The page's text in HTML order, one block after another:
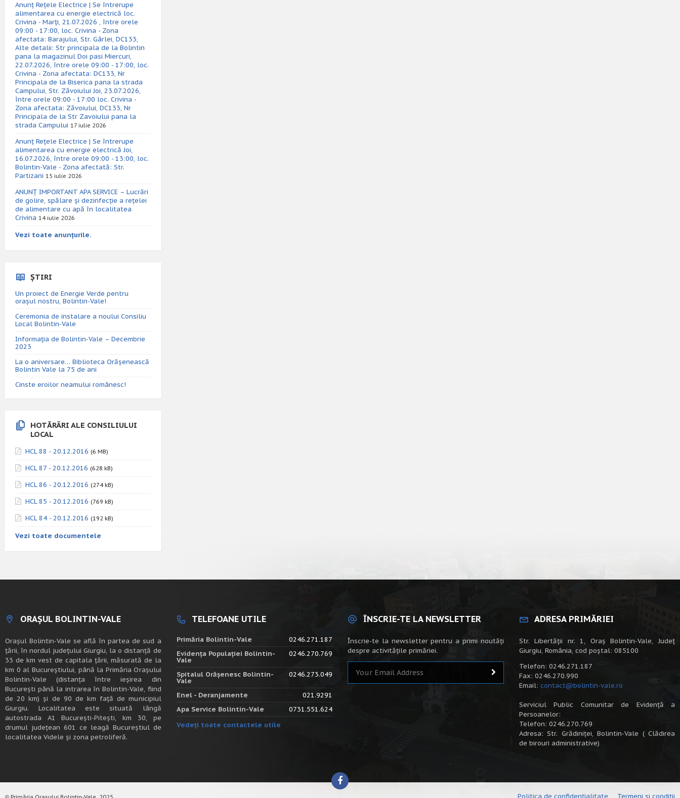
Anunț Rețele Electrice | Se întrerupe
alimentarea cu energie electrică loc.
Crivina - Marți, 21.07.2026 , între orele
09:00 - 17:00, loc. Crivina - Zona
afectata: Barajului, Str. Gârlei, DC133,
Alte detalii: Str principala de la Bolintin
pana la magazinul Doi pasi Miercuri,
22.07.2026, între orele 09:00 - 17:00, loc.
Crivina - Zona afectata: DC133, Nr
Principala de la Biserica pana la strada
Campului, Str. Zăvoiului Joi, 23.07.2026,
între orele 09:00 - 17:00 loc. Crivina -
Zona afectata: Zăvoiului, DC133, Nr
Principala de la Str Zavoiului pana la
strada Campului 17 iulie 2026
Anunț Rețele Electrice | Se întrerupe
alimentarea cu energie electrică Joi,
16.07.2026, între orele 09:00 - 13:00, loc.
Bolintin-Vale - Zona afectată: Str.
Partizani 15 iulie 2026
ANUNȚ IMPORTANT APA SERVICE – Lucrări
de golire, spălare și dezinfecție a rețelei
de alimentare cu apă în localitatea
Crivina 14 iulie 2026
Vezi toate anunțurile.
ȘTIRI
Un proiect de Energie Verde pentru
orașul nostru, Bolintin-Vale!
Ceremonia de instalare a noului Consiliu
Local Bolintin-Vale
Informația de Bolintin-Vale – Decembrie
2023
La o aniversare… Biblioteca Orăşenească
Bolintin Vale la 75 de ani
Cinste eroilor neamului românesc!
HOTĂRÂRI ALE CONSILIULUI
LOCAL
HCL 88 - 20.12.2016 (6 MB)
HCL 87 - 20.12.2016 (628 kB)
HCL 86 - 20.12.2016 (274 kB)
HCL 85 - 20.12.2016 (769 kB)
HCL 84 - 20.12.2016 (192 kB)
Vezi toate documentele
ORAȘUL BOLINTIN-VALE
Oraşul Bolintin-Vale se află în partea de sud a
ţării, în nordul judeţului Giurgiu, la o distanţă de
33 de km vest de capitala țării, măsurată de la
km 0 al Bucureștiului, până la Primăria Orașului
Bolintin-Vale (distanța între ieșirea din
București până la intrarea în Bolintin-Vale, fiind
de 20 km) şi de 90 de km faţă de municipiul
Giurgiu. Localitatea este situată lângă
autostrada A1 Bucureşti-Piteşti, km 30, pe
drumul judeţean 601 ce leagă Bucureştiul de
localitatea Videle şi zona petroliferă.
TELEFOANE UTILE
Primăria Bolintin-Vale
0246.271.187
Evidența Populației Bolintin-
Vale
0246.270.769
Spitalul Orășenesc Bolintin-
Vale
0246.273.049
Enel - Deranjamente
021.9291
Apa Service Bolintin-Vale
0731.551.624
Vedeți toate contactele utile
ÎNSCRIE-TE LA NEWSLETTER
Înscrie-te la newsletter pentru a primi noutăți
despre activitățile primăriei.
ADRESA PRIMĂRIEI
Str. Libertății nr. 1, Oraș Bolintin-Vale, Județ
Giurgiu, România, cod poștal: 085100
Telefon: 0246.271.187
Fax: 0246.270.990
Email: contact@bolintin-vale.ro
Serviciul Public Comunitar de Evidență a
Persoanelor:
Telefon: 0246.270.769
Adresa: Str. Grădiniței, Bolintin-Vale ( Clădirea
de birouri administrative)
Politica de confidențialitate Termeni și condiții